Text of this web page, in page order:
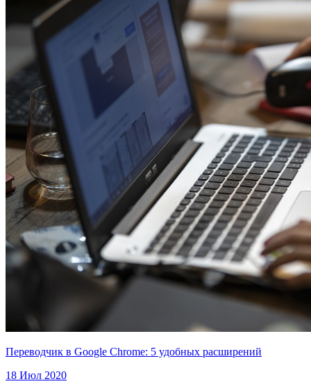
Переводчик в Google Chrome: 5 удобных расширений
18 Июл 2020